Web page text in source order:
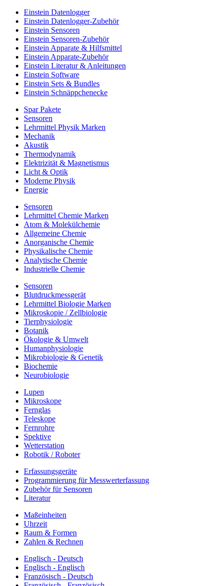
Einstein Datenlogger
Einstein Datenlogger-Zubehör
Einstein Sensoren
Einstein Sensoren-Zubehör
Einstein Apparate & Hilfsmittel
Einstein Apparate-Zubehör
Einstein Literatur & Anleitungen
Einstein Software
Einstein Sets & Bundles
Einstein Schnäppchenecke
Spar Pakete
Sensoren
Lehrmittel Physik Marken
Mechanik
Akustik
Thermodynamik
Elektrizität & Magnetismus
Licht & Optik
Moderne Physik
Energie
Sensoren
Lehrmittel Chemie Marken
Atom & Molekülchemie
Allgemeine Chemie
Anorganische Chemie
Physikalische Chemie
Analytische Chemie
Industrielle Chemie
Sensoren
Blutdruckmessgerät
Lehrmittel Biologie Marken
Mikroskopie / Zellbiologie
Tierphysiologie
Botanik
Ökologie & Umwelt
Humanphysiologie
Mikrobiologie & Genetik
Biochemie
Neurobiologie
Lupen
Mikroskope
Fernglas
Teleskope
Fernrohre
Spektive
Wetterstation
Robotik / Roboter
Erfassungsgeräte
Programmierung für Messwerterfassung
Zubehör für Sensoren
Literatur
Maßeinheiten
Uhrzeit
Raum & Formen
Zahlen & Rechnen
Englisch - Deutsch
Englisch - Englisch
Französisch - Deutsch